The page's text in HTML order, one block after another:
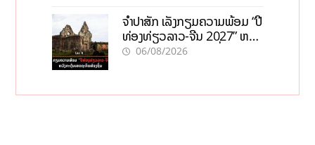
ຈຳປາສັກ ເລັ່ງກຽມຄວາມພ້ອມ “ປີ
ທ່ອງທ່ຽວລາວ-ຈີນ 2027” ຫວັງ
ກະຕຸ້ນເສດຖະກິດທ້ອງຖິ່ນ
06/08/2026